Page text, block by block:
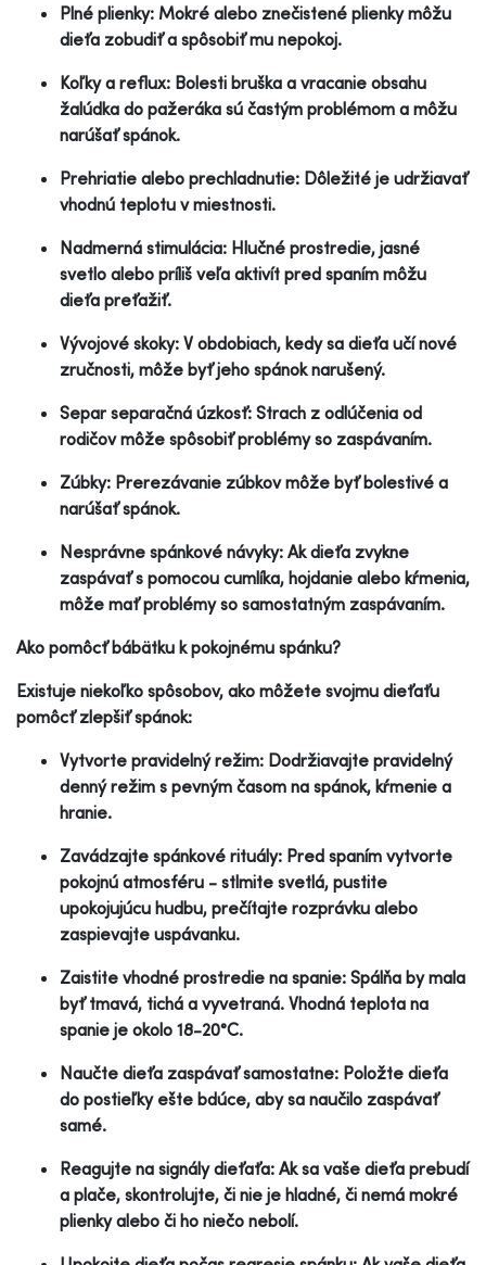
Plné plienky: Mokré alebo znečistené plienky môžu
dieťa zobudiť a spôsobiť mu nepokoj.
Koľky a reflux: Bolesti bruška a vracanie obsahu
žalúdka do pažeráka sú častým problémom a môžu
narúšať spánok.
Prehriatie alebo prechladnutie: Dôležité je udržiavať
vhodnú teplotu v miestnosti.
Nadmerná stimulácia: Hlučné prostredie, jasné
svetlo alebo príliš veľa aktivít pred spaním môžu
dieťa preťažiť.
Vývojové skoky: V obdobiach, kedy sa dieťa učí nové
zručnosti, môže byť jeho spánok narušený.
Separ separačná úzkosť: Strach z odlúčenia od
rodičov môže spôsobiť problémy so zaspávaním.
Zúbky: Prerezávanie zúbkov môže byť bolestivé a
narúšať spánok.
Nesprávne spánkové návyky: Ak dieťa zvykne
zaspávať s pomocou cumlíka, hojdanie alebo kŕmenia,
môže mať problémy so samostatným zaspávaním.
Ako pomôcť bábätku k pokojnému spánku?
Existuje niekoľko spôsobov, ako môžete svojmu dieťaťu
pomôcť zlepšiť spánok:
Vytvorte pravidelný režim: Dodržiavajte pravidelný
denný režim s pevným časom na spánok, kŕmenie a
hranie.
Zavádzajte spánkové rituály: Pred spaním vytvorte
pokojnú atmosféru - stlmite svetlá, pustite
upokojujúcu hudbu, prečítajte rozprávku alebo
zaspievajte uspávanku.
Zaistite vhodné prostredie na spanie: Spálňa by mala
byť tmavá, tichá a vyvetraná. Vhodná teplota na
spanie je okolo 18-20°C.
Naučte dieťa zaspávať samostatne: Položte dieťa
do postieľky ešte bdúce, aby sa naučilo zaspávať
samé.
Reagujte na signály dieťaťa: Ak sa vaše dieťa prebudí
a plače, skontrolujte, či nie je hladné, či nemá mokré
plienky alebo či ho niečo nebolí.